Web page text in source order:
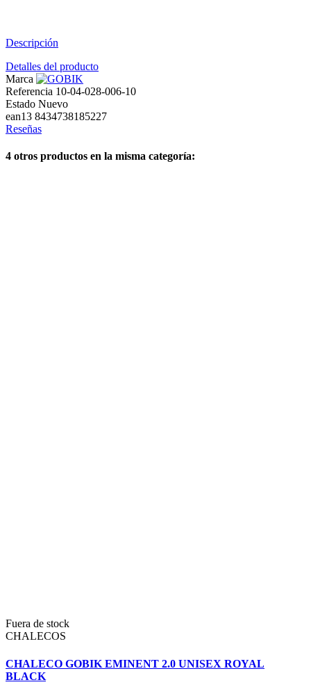
Descripción
Detalles del producto
Marca
Referencia 10-04-028-006-10
Estado Nuevo
ean13 8434738185227
Reseñas
4 otros productos en la misma categoría:
Fuera de stock
CHALECOS
CHALECO GOBIK EMINENT 2.0 UNISEX ROYAL
BLACK